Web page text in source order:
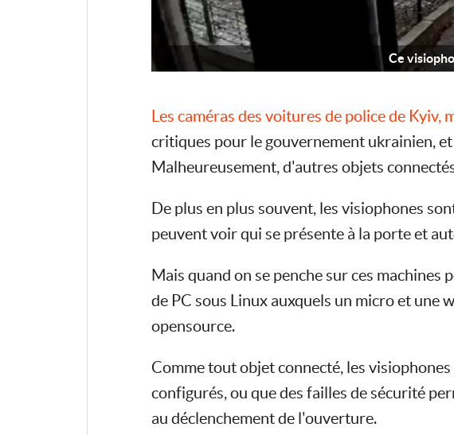
Ce
Les caméras des voitures de police de Kyiv,
critiques pour le gouvernement ukrainien,
Malheureusement, d'autres objets
De plus en plus souvent, les visiophones
peuvent voir qui se présente à la porte et
Mais quand on se penche sur ces
de PC sous Linux auxquels un micro et une
opensource.
Comme tout objet connecté, les
configurés, ou que des failles de sécurité
au déclenchement de l'ouverture.